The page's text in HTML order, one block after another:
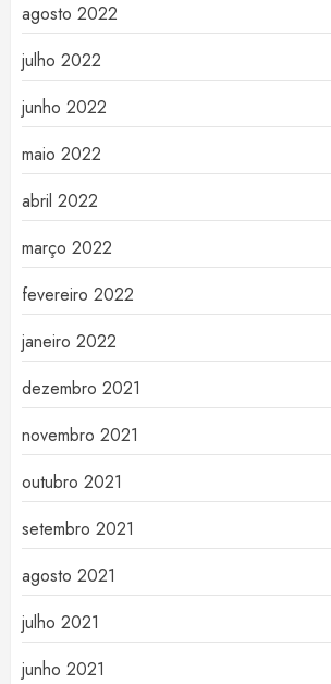
agosto 2022
julho 2022
junho 2022
maio 2022
abril 2022
março 2022
fevereiro 2022
janeiro 2022
dezembro 2021
novembro 2021
outubro 2021
setembro 2021
agosto 2021
julho 2021
junho 2021